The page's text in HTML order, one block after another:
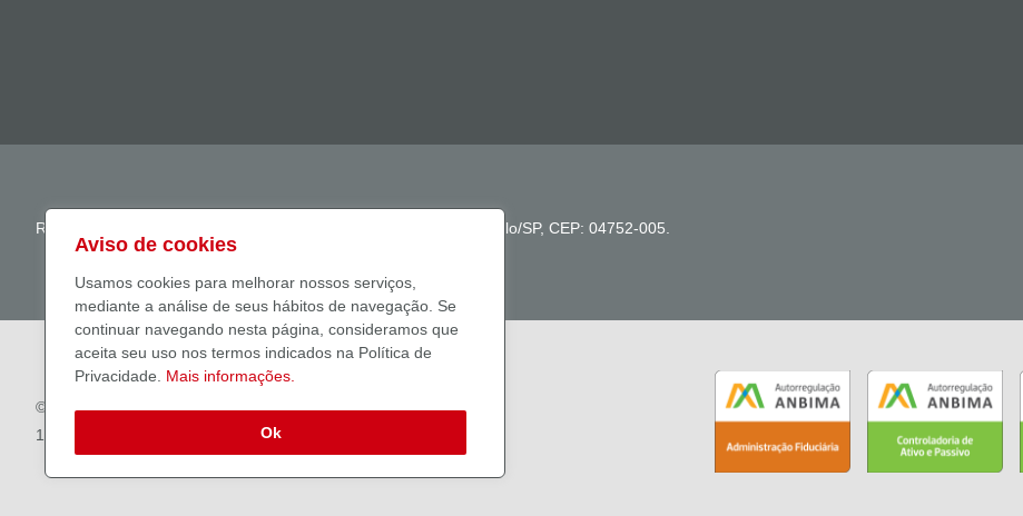
R. Amador Bueno, 474, 1º andar, Bloco D – Santo Amaro, São Paulo/SP, CEP: 04752-005.
© 2022 S3 Caceis Brasil DTVM S.A.. CNPJ: 62.318.407/0001-
19
Aviso de cookies
Usamos cookies para melhorar nossos serviços,
mediante a análise de seus hábitos de navegação. Se
continuar navegando nesta página, consideramos que
aceita seu uso nos termos indicados na Política de
Privacidade. Mais informações.
Ok